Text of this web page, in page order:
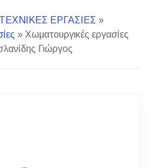
ΕΡΓΑΣΙΕΣ »
» Χωματουργικές εργασίες
Γιώργος